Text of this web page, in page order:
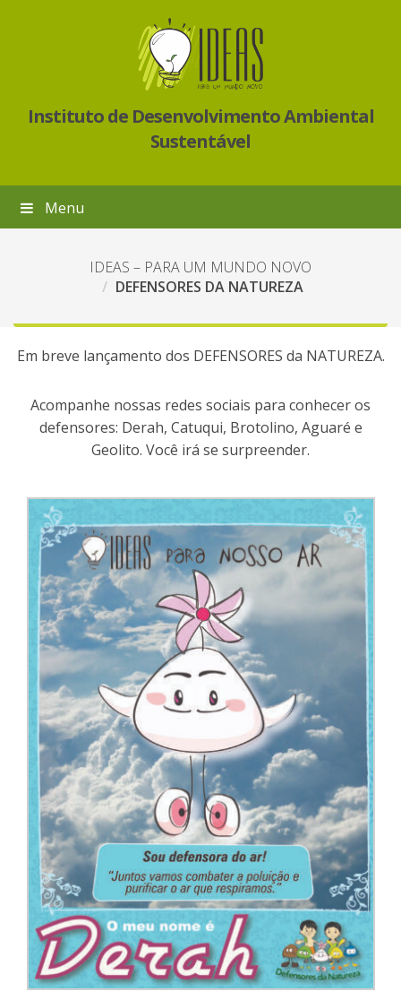
Instituto de Desenvolvimento Ambiental
Sustentável
Menu
IDEAS – PARA UM MUNDO NOVO
DEFENSORES DA NATUREZA
Em breve lançamento dos DEFENSORES da NATUREZA.
Acompanhe nossas redes sociais para conhecer os
defensores: Derah, Catuqui, Brotolino, Aguaré e
Geolito. Você irá se surpreender.